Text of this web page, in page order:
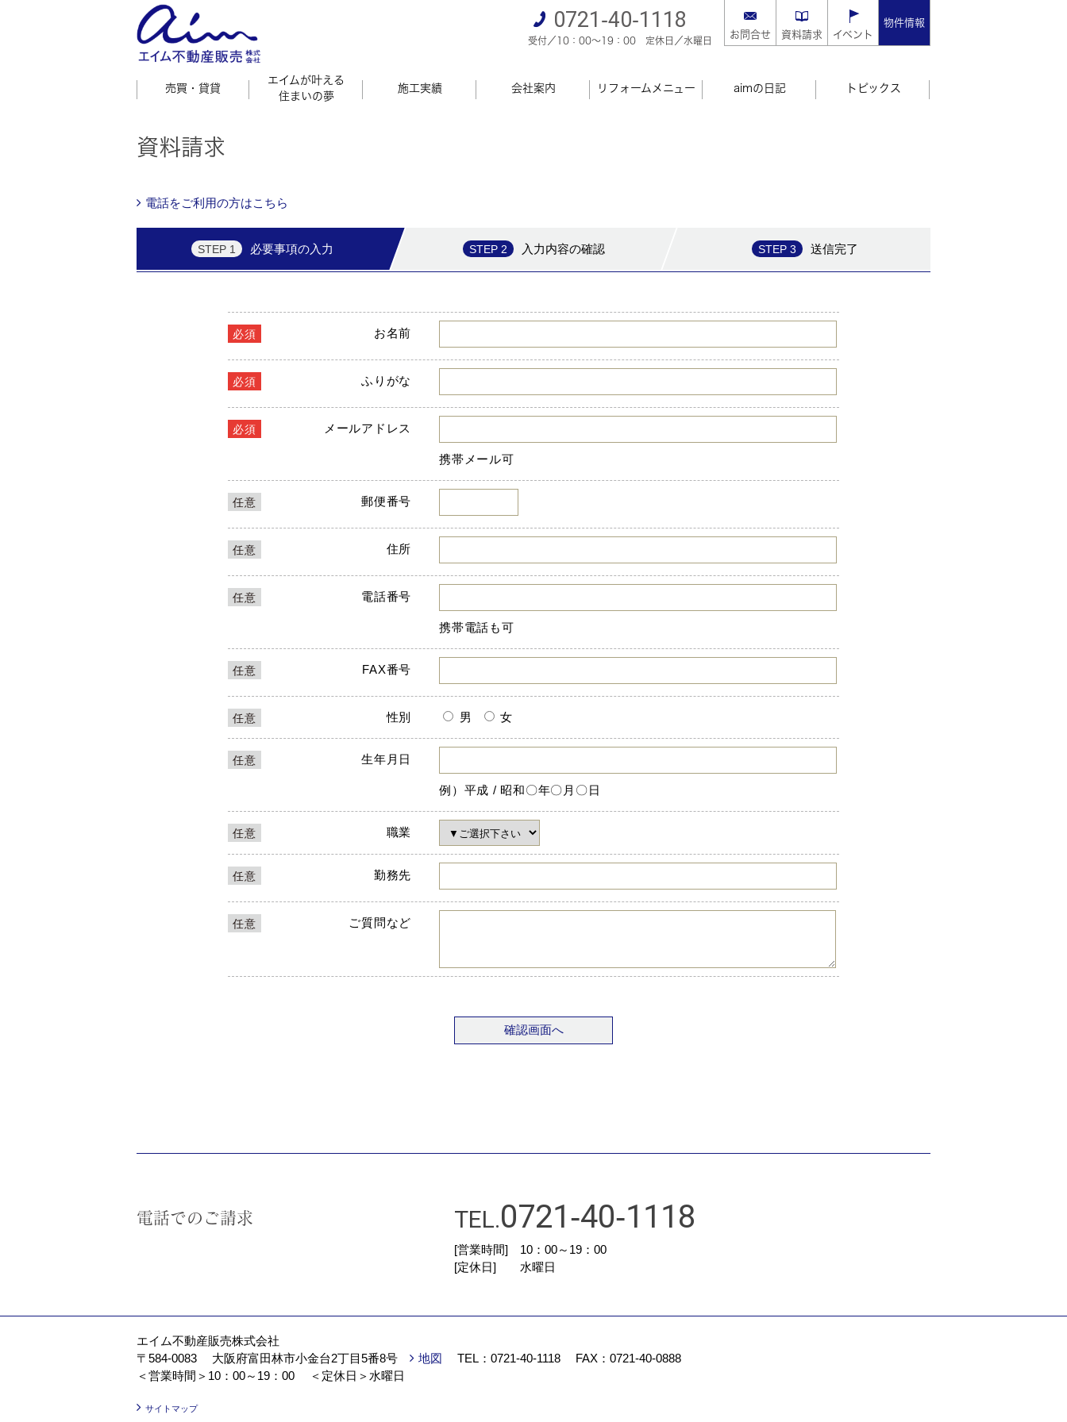
0721‐40‐1118
受付／10：00～19：00 定休日／水曜日
お問合せ 資料請求 イベント
物件情報
売買・貸貸
エイムが叶える
住まいの夢
施工実績 会社案内 リフォームメニュー aimの日記 トピックス
資料請求
電話をご利用の方はこちら
電話でのご請求 TEL.0721‐40‐1118
[営業時間] 10：00～19：00
[定休日] 水曜日
エイム不動産販売株式会社
〒584‐0083
大阪府富田林市小金台2丁目5番8号 地図 TEL： 0721‐40‐1118
FAX：0721‐40‐0888
＜営業時間＞10：00～19：00
＜定休日＞水曜日
サイトマップ